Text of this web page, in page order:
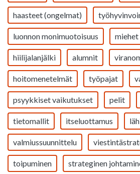
haasteet (ongelmat)
luonnon monimuotoisuus miehet
hiilijalanjälki alumnit
hoitomenetelmät työpajat
psyykkiset vaikutukset pelit
tietomallit itseluottamus
valmiussuunnittelu
toipuminen strateginen